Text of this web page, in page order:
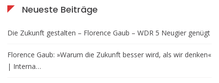
Neueste Beiträge
Die Zukunft gestalten – Florence Gaub – WDR 5 Neugier genügt
Florence Gaub: »Warum die Zukunft besser wird, als wir denken«
| Interna…